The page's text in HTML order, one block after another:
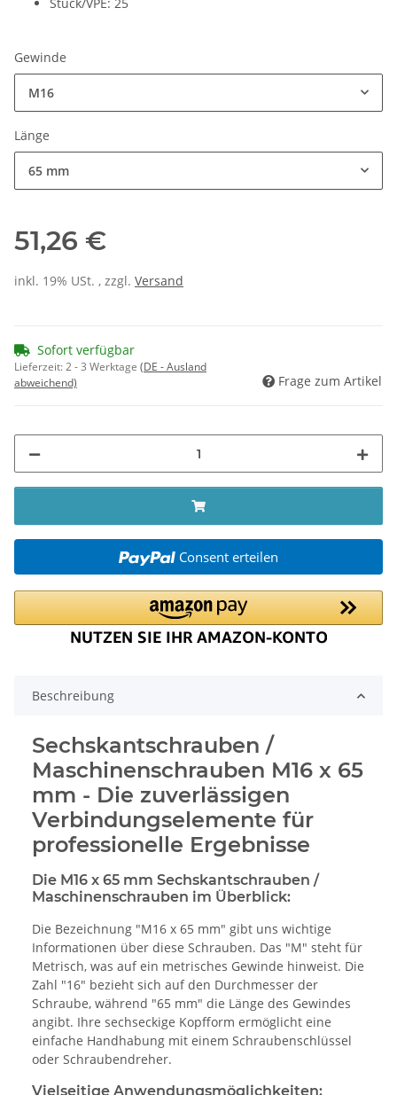
Gewinde
M16
Länge
65 mm
51,26 €
inkl. 19% USt. , zzgl. Versand
Sofort verfügbar
Lieferzeit:2 - 3 Werktage (DE - Ausland
abweichend)
Frage zum Artikel
Consent erteilen
Beschreibung
Sechskantschrauben /
Maschinenschrauben M16 x 65
mm - Die zuverlässigen
Verbindungselemente für
professionelle Ergebnisse
Die M16 x 65 mm Sechskantschrauben /
Maschinenschrauben im Überblick:
Die Bezeichnung "M16 x 65 mm" gibt uns wichtige
Informationen über diese Schrauben. Das "M" steht für
Metrisch, was auf ein metrisches Gewinde hinweist. Die
Zahl "16" bezieht sich auf den Durchmesser der
Schraube, während "65 mm" die Länge des Gewindes
angibt. Ihre sechseckige Kopfform ermöglicht eine
einfache Handhabung mit einem Schraubenschlüssel
oder Schraubendreher.
Vielseitige Anwendungsmöglichkeiten: